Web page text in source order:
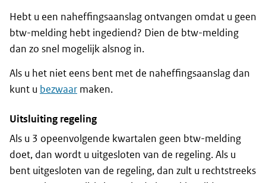
Hebt u een naheffingsaanslag ontvangen omdat u geen
btw-melding hebt ingediend? Dien de btw-melding
dan zo snel mogelijk alsnog in.
Als u het niet eens bent met de naheffingsaanslag dan
kunt u bezwaar maken.
Uitsluiting regeling
Als u 3 opeenvolgende kwartalen geen btw-melding
doet, dan wordt u uitgesloten van de regeling. Als u
bent uitgesloten van de regeling, dan zult u rechtstreeks